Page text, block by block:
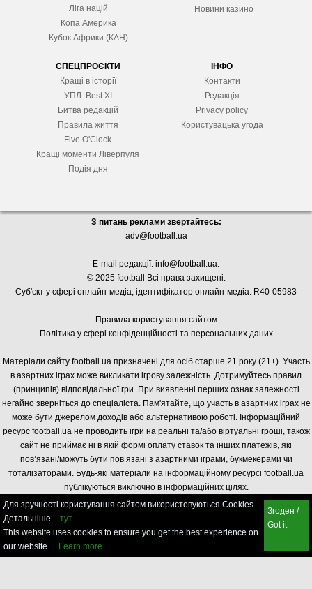
Ліга націй
Копа Америка
Кубок Африки (КАН)
Новини казино
СПЕЦПРОЄКТИ
Кращі в історії
УПЛ. Best XІ
Битва редакцій
Правила життя
Five O'Clock
Кращі моменти Ліверпуля
Подія дня
ІНФО
Контакти
Редакція
Privacy policy
Користувацька угода
З питань реклами звертайтесь:
adv@football.ua
E-mail редакції: info@football.ua.
© 2025 football Всі права захищені.
Суб'єкт у сфері онлайн-медіа, ідентифікатор онлайн-медіа: R40-05983
Правила користування сайтом
Політика у сфері конфіденційності та персональних даних
Матеріали сайту football.ua призначені для осіб старше 21 року (21+). Участь
в азартних іграх може викликати ігрову залежність. Дотримуйтесь правил
(принципів) відповідальної гри. При виявленні перших ознак залежності
негайно зверніться до спеціаліста. Пам'ятайте, що участь в азартних іграх не
може бути джерелом доходів або альтернативою роботі. Інформаційний
ресурс football.ua не проводить ігри на реальні та/або віртуальні гроші, також
сайт не приймає ні в якій формі оплату ставок та інших платежів, які
пов’язані/можуть бути пов’язані з азартними іграми, букмекерами чи
тоталізаторами. Будь-які матеріали на інформаційному ресурсі football.ua
публікуються виключно в інформаційних цілях.
Для зручності користування сайтом використовуються Cookies.
Детальніше
тут
This website uses cookies to ensure you get the best experience on
our website.
Learn more
Згоден /
Got it